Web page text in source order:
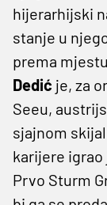
hijerarhijski
stanje u
prema
Dedić je, za
Seeu,
sjajnom
karijere igrao
Prvo Sturm